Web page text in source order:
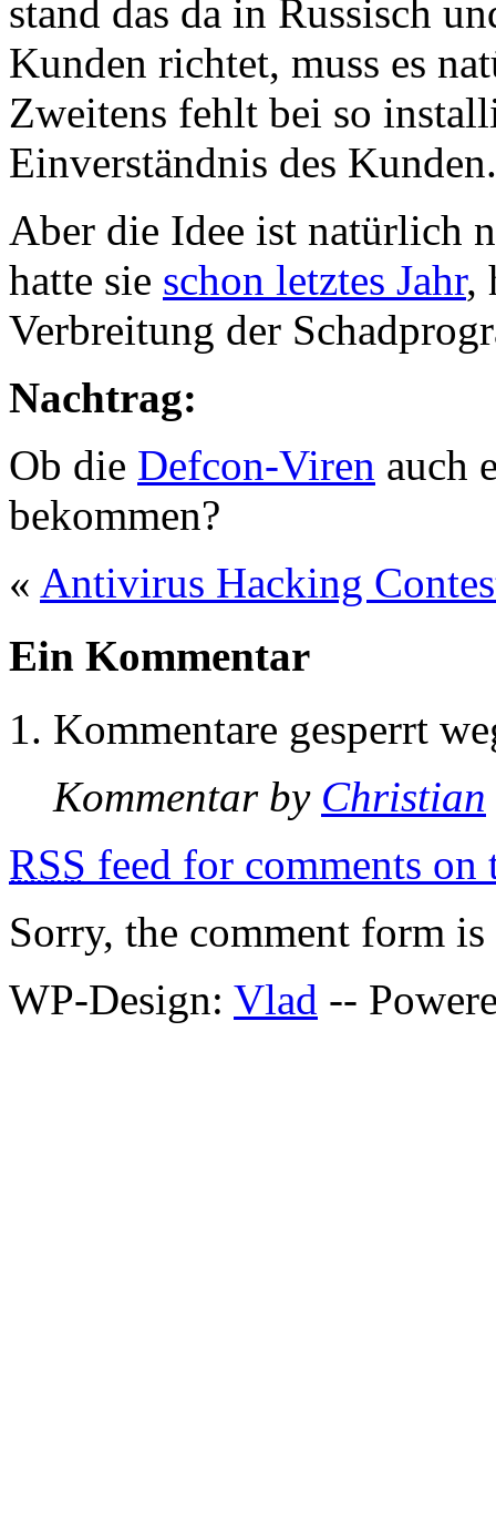
stand das da in Russisch
Kunden richtet, muss es
Zweitens fehlt bei so
Einverständnis des Kunden.
Aber die Idee ist natürlich
hatte sie schon letztes Jahr,
Verbreitung der
Nachtrag:
Ob die Defcon-Viren auch
bekommen?
« Antivirus Hacking
Ein Kommentar
Kommentare gesperrt
Kommentar by Christian
RSS feed for comments on
Sorry, the comment form
WP-Design: Vlad --